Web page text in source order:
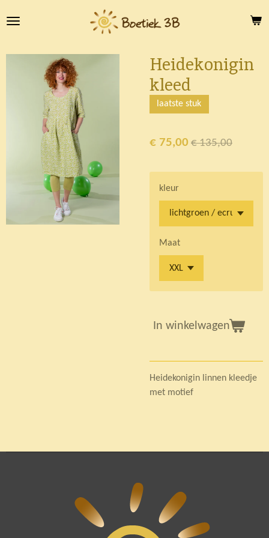
direct
de
hoofdinhoud
Heidekonigin
kleed
laatste stuk
€ 75,00 € 135,00
kleur
Maat
In winkelwagen
Heidekonigin linnen kleedje
met motief